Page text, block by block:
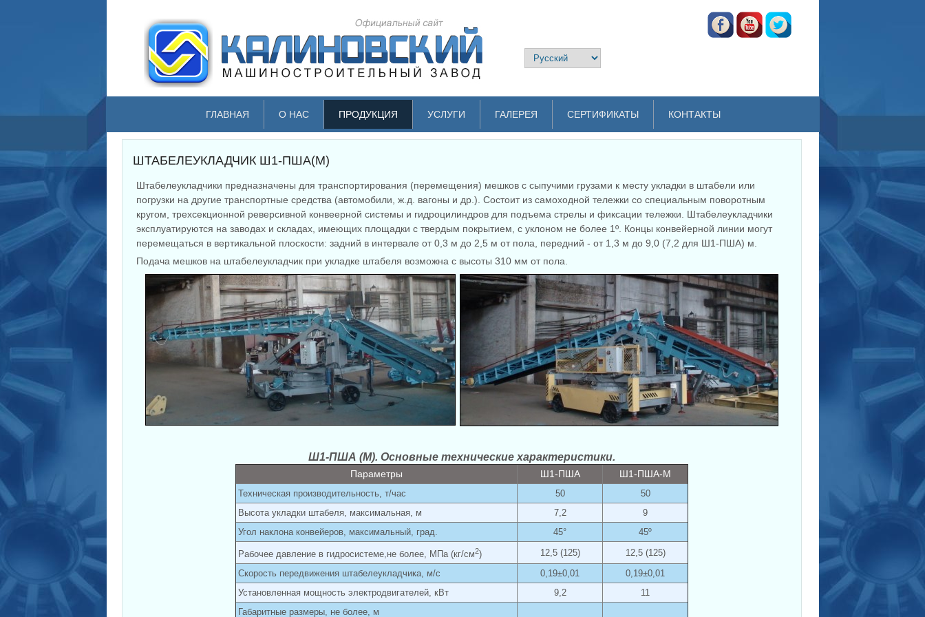
ГЛАВНАЯ О НАС ПРОДУКЦИЯ УСЛУГИ ГАЛЕРЕЯ СЕРТИФИКАТЫ КОНТАКТЫ
ШТАБЕЛЕУКЛАДЧИК Ш1-ПША(М)
Штабелеукладчики предназначены для транспортирования (перемещения) мешков с сыпучими грузами к месту укладки в штабели или
погрузки на другие транспортные средства (автомобили, ж.д. вагоны и др.). Состоит из самоходной тележки со специальным поворотным
кругом, трехсекционной реверсивной конвеерной системы и гидроцилиндров для подъема стрелы и фиксации тележки. Штабелеукладчики
эксплуатируются на заводах и складах, имеющих площадки с твердым покрытием, с уклоном не более 1º. Концы конвейерной линии могут
перемещаться в вертикальной плоскости: задний в интервале от 0,3 м до 2,5 м от пола, передний - от 1,3 м до 9,0 (7,2 для Ш1-ПША) м.
Подача мешков на штабелеукладчик при укладке штабеля возможна с высоты 310 мм от пола.
Ш1-ПША (М). Основные технические характеристики.
Параметры Ш1-ПША Ш1-ПША-М
Техническая производительность, т/час 50
50
Высота укладки штабеля, максимальная, м
7,2
9
Угол наклона конвейеров, максимальный, град.
45° 45º
Рабочее давление в гидросистеме,не более, МПа (кг/см2) 12,5 (125)
12,5 (125)
Скорость передвижения штабелеукладчика, м/с
0,19±0,01
0,19±0,01
Установленная мощность электродвигателей, кВт
9,2
11
Габаритные размеры, не более, м